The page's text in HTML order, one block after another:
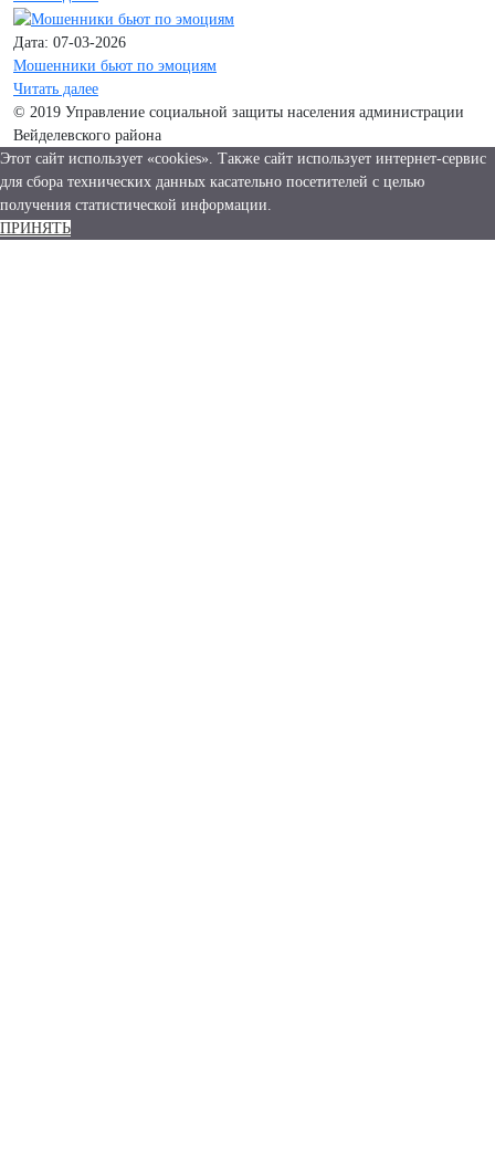
Дата: 07-03-2026
Мошенники бьют по эмоциям
Читать далее
© 2019 Управление социальной защиты населения администрации
Вейделевского района
Этот сайт использует «cookies». Также сайт использует интернет-сервис
для сбора технических данных касательно посетителей с целью
получения статистической информации.
ПРИНЯТЬ